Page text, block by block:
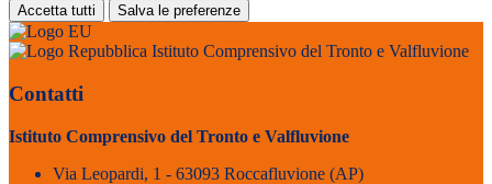
Accetta tutti Salva le preferenze
Istituto Comprensivo del Tronto e Valfluvione
Contatti
Istituto Comprensivo del Tronto e Valfluvione
Via Leopardi, 1 - 63093 Roccafluvione (AP)